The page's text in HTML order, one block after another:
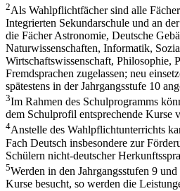
2Als Wahlpflichtfächer sind alle
Integrierten Sekundarschule und an
die Fächer Astronomie, Deutsche
Naturwissenschaften, Informatik,
Wirtschaftswissenschaft, Philosophie,
Fremdsprachen zugelassen; neu
spätestens in der Jahrgangsstufe 10
3Im Rahmen des Schulprogramms
dem Schulprofil entsprechende Kurse
4Anstelle des Wahlpflichtunterrichts
Fach Deutsch insbesondere zur
Schülern nicht-deutscher
5Werden in den Jahrgangsstufen 9
Kurse besucht, so werden die